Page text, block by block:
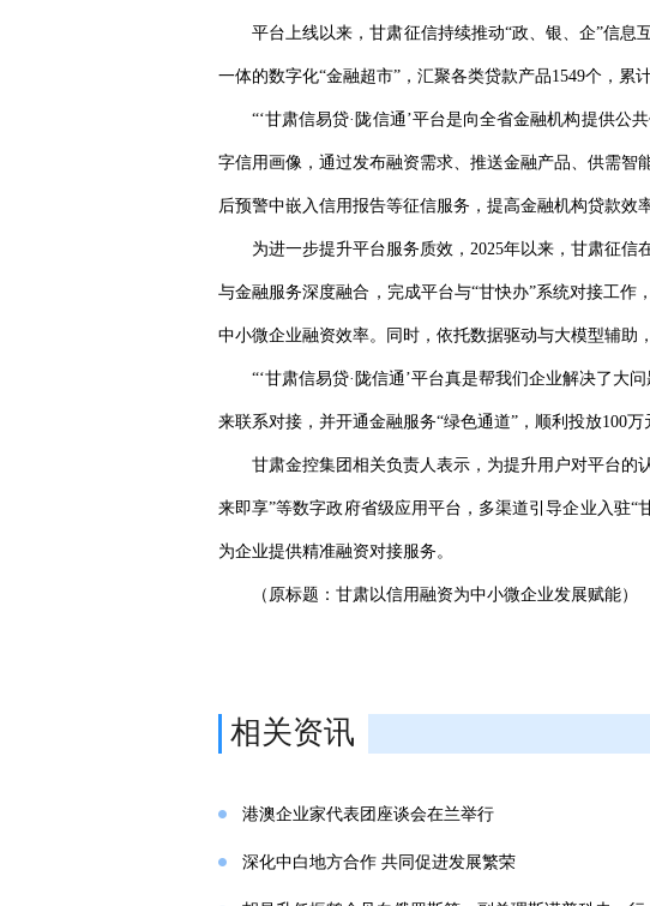
平台上线以来，甘肃征信持续推动“政、银、企”信
一体的数字化“金融超市”，汇聚各类贷款产品1549个，累
“‘甘肃信易贷·陇信通’平台是向全省金融机构提供公
字信用画像，通过发布融资需求、推送金融产品、供需
后预警中嵌入信用报告等征信服务，提高金融机构贷款效
为进一步提升平台服务质效，2025年以来，甘肃征
与金融服务深度融合，完成平台与“甘快办”系统对接工
中小微企业融资效率。同时，依托数据驱动与大模型辅助
“‘甘肃信易贷·陇信通’平台真是帮我们企业解决了大
来联系对接，并开通金融服务“绿色通道”，顺利投放100
甘肃金控集团相关负责人表示，为提升用户对平台的
来即享”等数字政府省级应用平台，多渠道引导企业入驻“
为企业提供精准融资对接服务。
（原标题：甘肃以信用融资为中小微企业发展赋能）
相关资讯
港澳企业家代表团座谈会在兰举行
深化中白地方合作 共同促进发展繁荣